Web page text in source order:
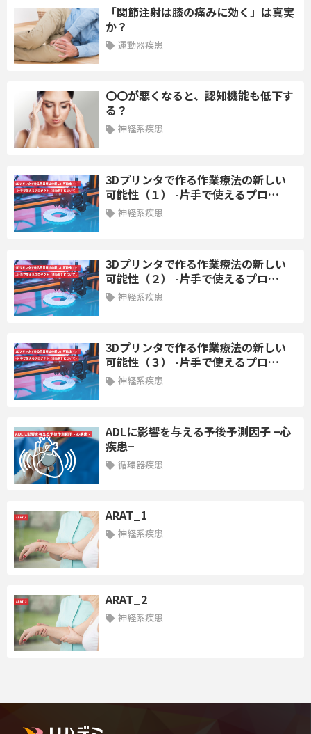
学習内容―頚椎症の対象の方を担当した際のカルテの見方や、脳
卒中とは違う疾患の評価項目をあげ、担当時にどこをみて、何を
考えるのか、初回からの介入の組み立て方を学んでいく。
カルテの見方（確認しておくべきカルテの項目がわかる、評価項
目をしる、評価方法がわかるなど）
第14講座：重症心疾患患者に対する事例
講師：山下遊平 先生
重症症例における安全な離床の実現と，それを支える多職種連携
は重要である．本講義では，適切な医療チームの統合的な介入に
より，離床時の有害事象を最小限に抑えつつ，患者の身体機能を
改善させることが可能であることを紹介する．また，長期入院に
伴う精神機能の管理も必要であり，患者の希望や安全性を考慮し
紹介する．
＜到達目標＞
【認知症編】
第15講座：リハビリ・生活介助を拒否される進行期（中等度・重
度段階）認知症に対して工夫した事例
＜学習内容＞
①進行期段階の認知症の人の特徴を知る
③介入者自身の接し方の重要性を理解する
＜到達目標＞
「関節注射は膝の痛みに効く」は真実
か？
運動器疾患
〇〇が悪くなると、認知機能も低下す
る？
神経系疾患
3Dプリンタで作る作業療法の新しい
可能性（１） -片手で使えるプロ…
神経系疾患
3Dプリンタで作る作業療法の新しい
可能性（２） -片手で使えるプロ…
神経系疾患
3Dプリンタで作る作業療法の新しい
可能性（３） -片手で使えるプロ…
神経系疾患
ADLに影響を与える予後予測因子 −心
疾患−
循環器疾患
ARAT_1
神経系疾患
ARAT_2
神経系疾患